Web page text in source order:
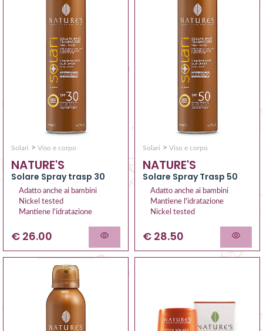
Solari > Viso e corpo
NATURE'S
Solare Spray trasp 30
Adatto anche ai bambini
Nickel tested
Mantiene l'idratazione
€ 26.00
Solari > Viso e corpo
NATURE'S
Solare Spray Trasp 50
Adatto anche ai bambini
Mantiene l'idratazione
Nickel tested
€ 28.50